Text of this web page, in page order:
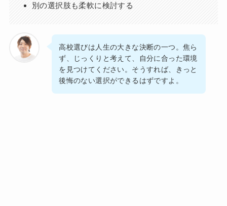
別の選択肢も柔軟に検討する
高校選びは人生の大きな決断の一つ。焦ら
ず、じっくりと考えて、自分に合った環境
を見つけてください。そうすれば、きっと
後悔のない選択ができるはずですよ。